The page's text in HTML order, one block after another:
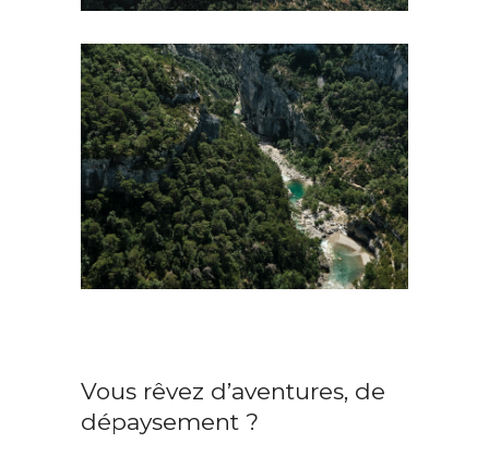
Vous rêvez d’aventures, de
dépaysement ?